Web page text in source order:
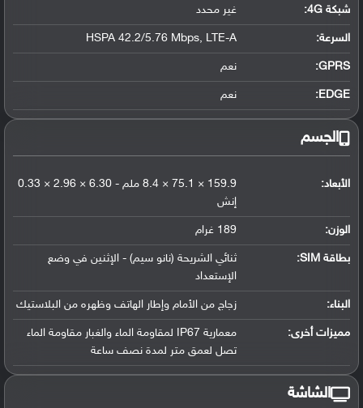
شبكة 4G : غير محدد
السرعة: HSPA 42.2/5.76 Mbps, LTE-A
GPRS: نعم
EDGE: نعم
الجسم
الأبعاد:
159.9 × 75.1 × 8.4 ملم - 6.30 × 2.96 × 0.33
إنش
الوزن: 189 غرام
بطاقة SIM:
ثنائي الشريحة (نانو سيم) - الإثنين في وضع
الإستعداد
البناء: زجاج من الأمام وإطار الهاتف وظهره من البلاستيك
مميزات أخرى:
معمارية IP67 لمقاومة الماء والغبار مقاومة الماء
تصل لعمق متر لمدة نصف ساعة
الشاشة